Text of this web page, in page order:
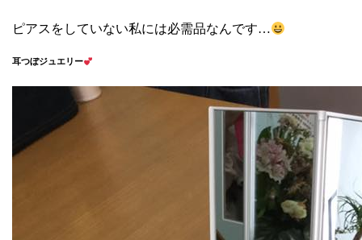
ピアスをしていない私には必需品なんです…
耳つぼジュエリー